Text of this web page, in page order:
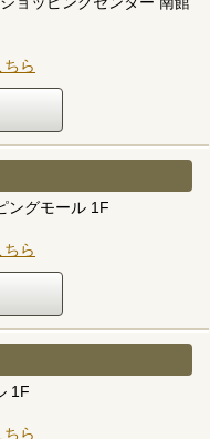
ら
ングモール 1F
ら
1F
ら